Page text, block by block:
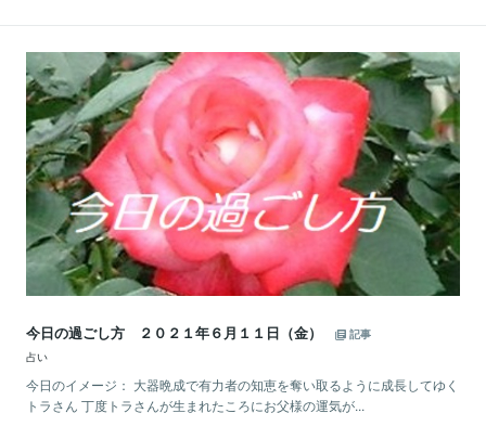
今日の過ごし方 ２０２１年６月１１日（金）
記事
占い
今日のイメージ： 大器晩成で有力者の知恵を奪い取るように成長してゆく
トラさん 丁度トラさんが生まれたころにお父様の運気が...